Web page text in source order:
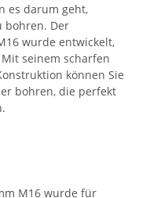
es darum geht,
bohren. Der
wurde entwickelt,
seinem scharfen
können Sie
bohren, die perfekt
M16 wurde für